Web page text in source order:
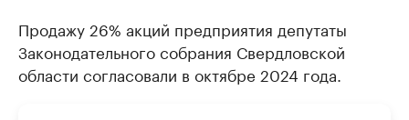
Продажу 26% акций предприятия депутаты
Законодательного собрания Свердловской
области согласовали в октябре 2024 года.